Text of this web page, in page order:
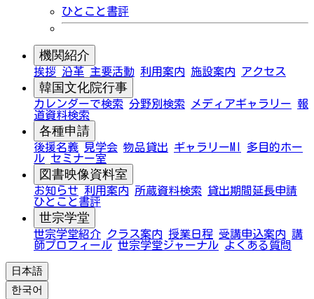
ひとこと書評
機関紹介
挨拶 沿革 主要活動 利用案内 施設案内 アクセス
韓国文化院行事
カレンダーで検索 分野別検索 メディアギャラリー 報
道資料検索
各種申請
後援名義 見学会 物品貸出 ギャラリーMI
多目的ホー
ル セミナー室
図書映像資料室
お知らせ 利用案内 所蔵資料検索
貸出期間延長申請
ひとこと書評
世宗学堂
世宗学堂紹介 クラス案内 授業日程 受講申込案内 講
師プロフィール 世宗学堂ジャーナル よくある質問
日本語
한국어